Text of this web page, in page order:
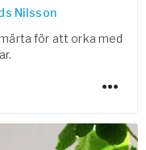
Nilsson
för att orka med